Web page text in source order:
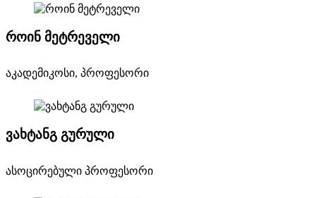
როინ მეტრეველი
აკადემიკოსი, პროფესორი
ვახტანგ გურული
ასოცირებული პროფესორი